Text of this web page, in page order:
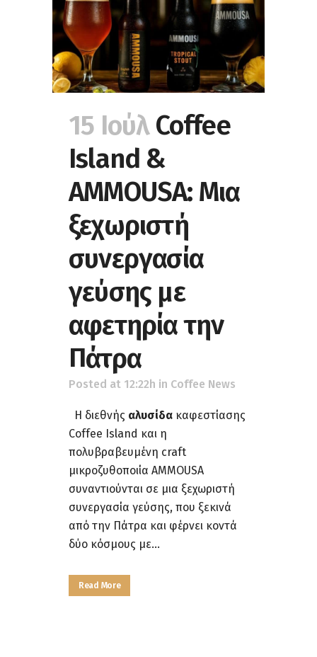
15 Ιούλ Coffee
Island &
AMMOUSA: Μια
ξεχωριστή
συνεργασία
γεύσης με
αφετηρία την
Πάτρα
Posted at 12:22h in Coffee News
Η διεθνής αλυσίδα καφεστίασης
Coffee Island και η
πολυβραβευμένη craft
μικροζυθοποιία AMMOUSA
συναντιούνται σε μια ξεχωριστή
συνεργασία γεύσης, που ξεκινά
από την Πάτρα και φέρνει κοντά
δύο κόσμους με...
Read More